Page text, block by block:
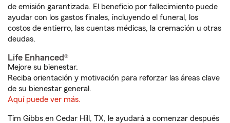
de emisión garantizada. El beneficio por fallecimiento puede
ayudar con los gastos finales, incluyendo el funeral, los
costos de entierro, las cuentas médicas, la cremación u otras
deudas.
Life Enhanced®
Mejore su bienestar.
Reciba orientación y motivación para reforzar las áreas clave
de su bienestar general.
Aquí puede ver más.
Tim Gibbs en Cedar Hill, TX, le ayudará a comenzar después